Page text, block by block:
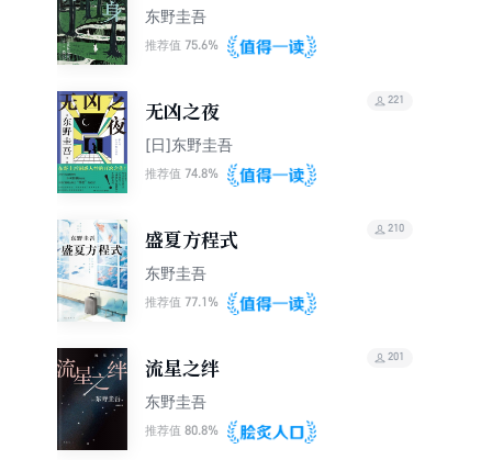
东野圭吾
推荐值 75.6%
无凶之夜
[日]东野圭吾
推荐值 74.8%
221
盛夏方程式
东野圭吾
推荐值 77.1%
210
流星之绊
东野圭吾
推荐值 80.8%
201